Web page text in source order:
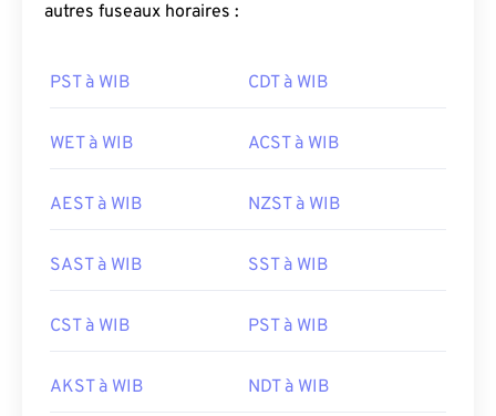
autres fuseaux horaires :
PST à WIB CDT à WIB
WET à WIB ACST à WIB
AEST à WIB NZST à WIB
SAST à WIB SST à WIB
CST à WIB PST à WIB
AKST à WIB NDT à WIB